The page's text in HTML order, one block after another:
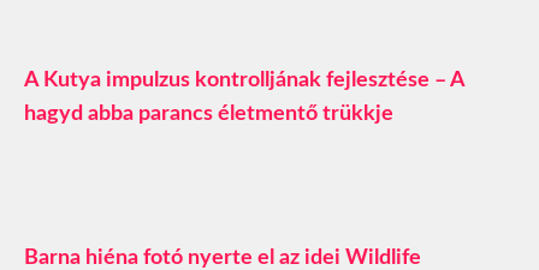
A Kutya impulzus kontrolljának fejlesztése – A
hagyd abba parancs életmentő trükkje
Barna hiéna fotó nyerte el az idei Wildlife